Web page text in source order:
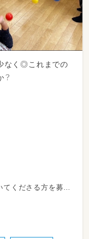
なく◎これまでの
？
くださる方を募集
くなる保育」をモッ
っていきません